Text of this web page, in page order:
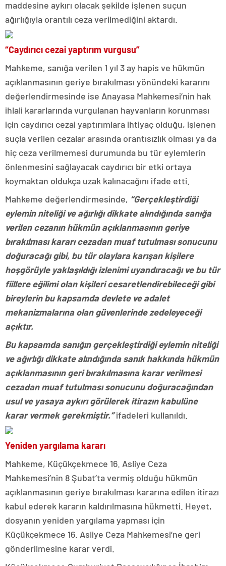
maddesine aykırı olacak şekilde işlenen suçun
ağırlığıyla orantılı ceza verilmediğini aktardı.
“Caydırıcı cezai yaptırım vurgusu”
Mahkeme, sanığa verilen 1 yıl 3 ay hapis ve hükmün
açıklanmasının geriye bırakılması yönündeki kararını
değerlendirmesinde ise Anayasa Mahkemesi’nin hak
ihlali kararlarında vurgulanan hayvanların korunması
için caydırıcı cezai yaptırımlara ihtiyaç olduğu, işlenen
suçla verilen cezalar arasında orantısızlık olması ya da
hiç ceza verilmemesi durumunda bu tür eylemlerin
önlenmesini sağlayacak caydırıcı bir etki ortaya
koymaktan oldukça uzak kalınacağını ifade etti.
Mahkeme değerlendirmesinde, “Gerçekleştirdiği
eylemin niteliği ve ağırlığı dikkate alındığında sanığa
verilen cezanın hükmün açıklanmasının geriye
bırakılması kararı cezadan muaf tutulması sonucunu
doğuracağı gibi, bu tür olaylara karışan kişilere
hoşgörüyle yaklaşıldığı izlenimi uyandıracağı ve bu tür
fiillere eğilimi olan kişileri cesaretlendirebileceği gibi
bireylerin bu kapsamda devlete ve adalet
mekanizmalarına olan güvenlerinde zedeleyeceği
açıktır.
Bu kapsamda sanığın gerçekleştirdiği eylemin niteliği
ve ağırlığı dikkate alındığında sanık hakkında hükmün
açıklanmasının geri bırakılmasına karar verilmesi
cezadan muaf tutulması sonucunu doğuracağından
usul ve yasaya aykırı görülerek itirazın kabulüne
karar vermek gerekmiştir.”ifadeleri kullanıldı.
Yeniden yargılama kararı
Mahkeme, Küçükçekmece 16. Asliye Ceza
Mahkemesi’nin 8 Şubat’ta vermiş olduğu hükmün
açıklanmasının geriye bırakılması kararına edilen itirazı
kabul ederek kararın kaldırılmasına hükmetti. Heyet,
dosyanın yeniden yargılama yapması için
Küçükçekmece 16. Asliye Ceza Mahkemesi’ne geri
gönderilmesine karar verdi.